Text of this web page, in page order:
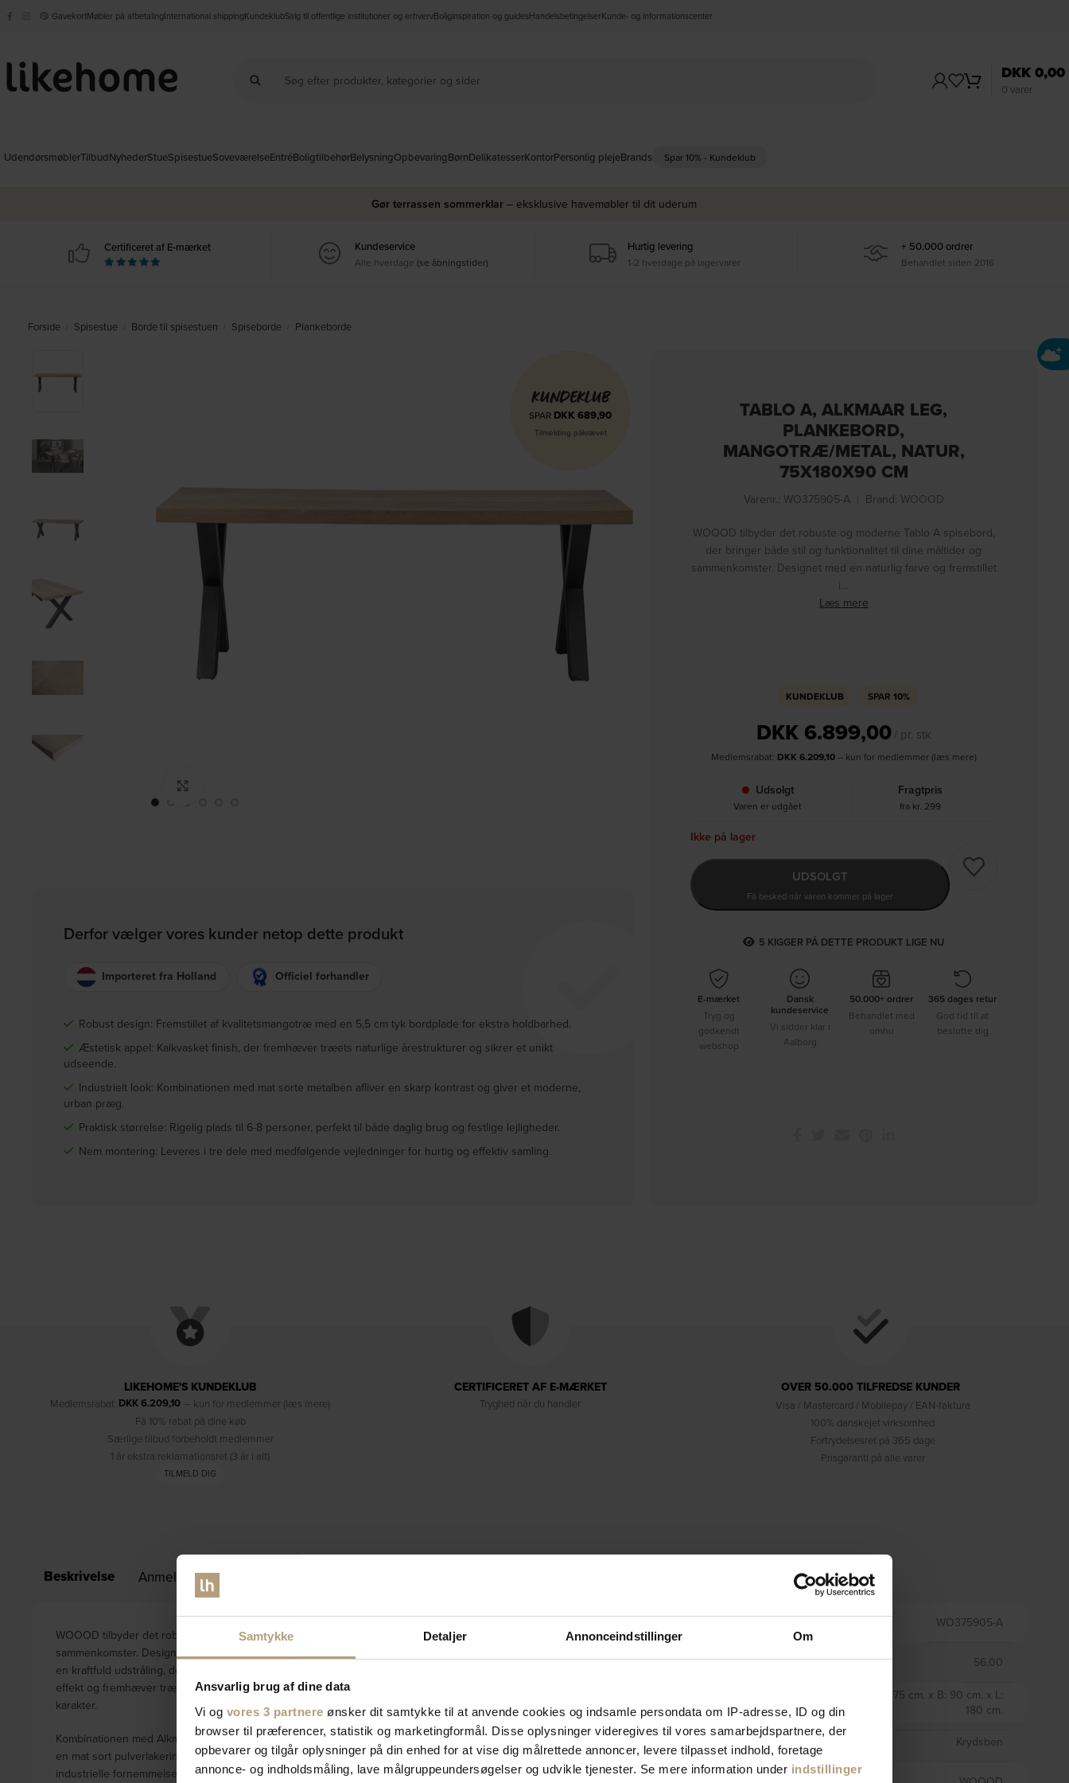
Samtykke Detaljer Annonceindstillinger Om
Ansvarlig brug af dine data
Vi og vores 3 partnere ønsker dit samtykke til at anvende cookies og indsamle persondata om IP-adresse, ID og din
browser til præferencer, statistik og marketingformål. Disse oplysninger videregives til vores samarbejdspartnere, der
opbevarer og tilgår oplysninger på din enhed for at vise dig målrettede annoncer, levere tilpasset indhold, foretage
annonce- og indholdsmåling, lave målgruppeundersøgelser og udvikle tjenester. Se mere information under indstillinger
GavekortMøbler på afbetalingInternational shippingKundeklubSalg til offentlige institutioner og erhvervBoliginspiration og guidesHandelsbetingelserKunde- og informationscenter
0 varer
DKK0,00
UdendørsmøblerTilbudNyhederStueSpisestueSoveværelseEntréBoligtilbehørBelysningOpbevaringBørnDelikatesserKontorPersonlig plejeBrands Spar 10% - Kundeklub
Gør terrassen sommerklar – eksklusive havemøbler til dit uderum
Certificeret af E-mærket Kundeservice
Alle hverdage (se åbningstider)
Hurtig levering
1-2 hverdage på lagervarer
+ 50.000 ordrer
Behandlet siden 2016
Forside Spisestue Borde til spisestuen Spiseborde Plankeborde
Derfor vælger vores kunder netop dette produkt
Importeret fra Holland Officiel forhandler
Robust design: Fremstillet af kvalitetsmangotræ med en 5,5 cm tyk bordplade for ekstra holdbarhed.
Æstetisk appel: Kalkvasket finish, der fremhæver træets naturlige årestrukturer og sikrer et unikt
udseende.
Industrielt look: Kombinationen med mat sorte metalben afliver en skarp kontrast og giver et moderne,
urban præg.
Praktisk størrelse: Rigelig plads til 6-8 personer, perfekt til både daglig brug og festlige lejligheder.
Nem montering: Leveres i tre dele med medfølgende vejledninger for hurtig og effektiv samling.
KUNDEKLUB
SPAR DKK 689,90
Tilmelding påkrævet
TABLO A, ALKMAAR LEG,
PLANKEBORD,
MANGOTRÆ/METAL, NATUR,
75X180X90 CM
Varenr.: WO375905-A Brand: WOOOD
WOOOD tilbyder det robuste og moderne Tablo A spisebord,
der bringer både stil og funktionalitet til dine måltider og
sammenkomster. Designet med en naturlig farve og fremstillet
i…
Læs mere
KUNDEKLUB SPAR 10%
DKK6.899,00/ pr. stk
Medlemsrabat: DKK 6.209,10– kun for medlemmer (læs mere)
Udsolgt
Varen er udgået
Fragtpris
fra kr. 299
Ikke på lager
UDSOLGT
Få besked når varen kommer på lager
5 KIGGER PÅ DETTE PRODUKT LIGE NU
E-mærket
Tryg og
godkendt
webshop
Dansk
kundeservice
Vi sidder klar i
Aalborg
50.000+ ordrer
Behandlet med
omhu
365 dages retur
God tid til at
beslutte dig
LIKEHOME'S KUNDEKLUB
Medlemsrabat: DKK6.209,10 – kun for medlemmer (læs mere)
Få 10% rabat på dine køb
Særlige tilbud forbeholdt medlemmer
1 år ekstra reklamationsret (3 år i alt)
TILMELD DIG
CERTIFICERET AF E-MÆRKET
Tryghed når du handler
OVER 50.000 TILFREDSE KUNDER
Visa / Mastercard / Mobilepay / EAN-faktura
100% danskejet virksomhed
Fortrydelsesret på 365 dage
Prisgaranti på alle varer
Beskrivelse Anmeldelser (0)
WOOOD tilbyder det robuste og moderne Tablo A spisebord, der bringer både stil og funktionalitet til dine måltider og
sammenkomster. Designet med en naturlig farve og fremstillet i kvalitetsmangotræ med en kalkvask finish, har dette bord
en kraftfuld udstråling, der understøttes af en bordplades tykkelse på 5,5 cm. Finishen på bordpladen giver en hvidvasket
effekt og fremhæver træets naturlige årestrukturer, hvilket tilfører en æstetisk appel og giver hver bord sin unikke
karakter.
Kombinationen med Alkmaar-benene i metal fuldender dette spisebords look. Benene er fremstillet af robuste stålrør med
en mat sort pulverlakering, hvilket tilfører en skarp kontrast til det lyse træ og forstærker bordets storby-agtige og
industrielle fornemmelse. Med målene på højde 75 cm, bredde 180 cm og dybde 90 cm, tilbyder Tablo A rigelig plads til 6-
Information
VARENR. WO375905-A
VÆGT 56,00
H: 75 cm. x B: 90 cm. x L:
180 cm.
VARIANT Krydsben